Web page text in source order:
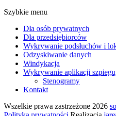
Szybkie menu
Dla osób prywatnych
Dla przedsiębiorców
Wykrywanie podsłuchów i
Odzyskiwanie danych
Windykacja
Wykrywanie aplikacji
Stenogramy
Kontakt
Wszelkie prawa zastrzeżone 2026